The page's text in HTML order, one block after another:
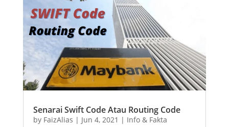
Senarai Swift Code Atau Routing Code
by FaizAlias | Jun 4, 2021 | Info & Fakta